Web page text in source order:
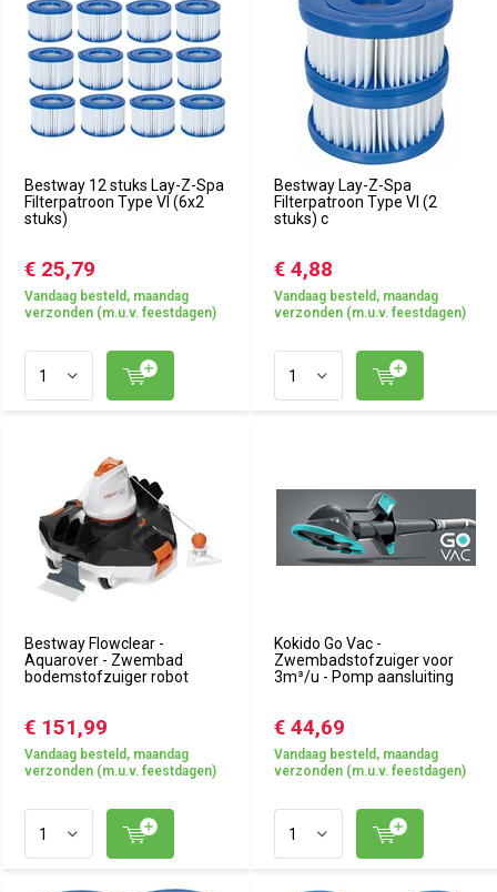
Bestway 12 stuks Lay-Z-Spa
Filterpatroon Type VI (6x2
stuks)
€ 25,79
Vandaag besteld, maandag
verzonden (m.u.v. feestdagen)
Bestway Lay-Z-Spa
Filterpatroon Type VI (2
stuks) c
€ 4,88
Vandaag besteld, maandag
verzonden (m.u.v. feestdagen)
Bestway Flowclear -
Aquarover - Zwembad
bodemstofzuiger robot
€ 151,99
Vandaag besteld, maandag
verzonden (m.u.v. feestdagen)
Kokido Go Vac -
Zwembadstofzuiger voor
3m³/u - Pomp aansluiting
€ 44,69
Vandaag besteld, maandag
verzonden (m.u.v. feestdagen)